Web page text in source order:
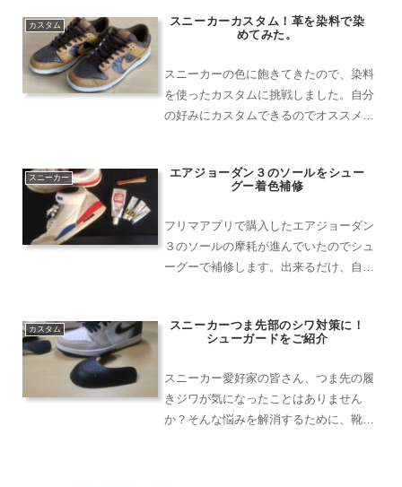
カスタム
スニーカーカスタム！革を染料で染
めてみた。
スニーカーの色に飽きてきたので、染料
を使ったカスタムに挑戦しました。自分
の好みにカスタムできるのでオススメ。
スニーカー
エアジョーダン３のソールをシュー
グー着色補修
フリマアプリで購入したエアジョーダン
３のソールの摩耗が進んでいたのでシュ
ーグーで補修します。出来るだけ、自然
カスタム
スニーカーつま先部のシワ対策に！
シューガードをご紹介
スニーカー愛好家の皆さん、つま先の履
きジワが気になったことはありません
か？そんな悩みを解消するために、靴の